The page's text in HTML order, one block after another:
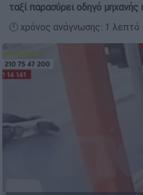
ταξί παρασύρει οδηγό μηχανής
🕛 χρόνος ανάγνωσης: 1